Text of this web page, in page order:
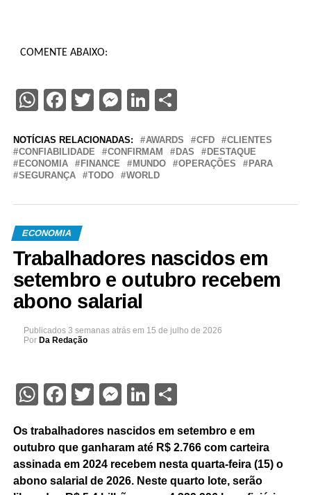
COMENTE ABAIXO:
WhatsApp
Facebook
Twitter
Messenger
LinkedIn
Share
NOTÍCIAS RELACIONADAS: AWARDS CFD
CLIENTES
CONFIABILIDADE
CONFIRMAM DAS
DESTAQUE
ECONOMIA
FINANCE MUNDO OPERAÇÕES
PARA
SEGURANÇA
TODO WORLD
ECONOMIA
Trabalhadores nascidos em
setembro e outubro recebem
abono salarial
Publicados 3 semanas atrás em 15 de julho de 2026
Por Da Redação
WhatsApp
Facebook
Twitter
Messenger
LinkedIn
Share
Os trabalhadores nascidos em setembro e em
outubro que ganharam até R$ 2.766 com carteira
assinada em 2024 recebem nesta quarta-feira (15) o
abono salarial de 2026. Neste quarto lote, serão